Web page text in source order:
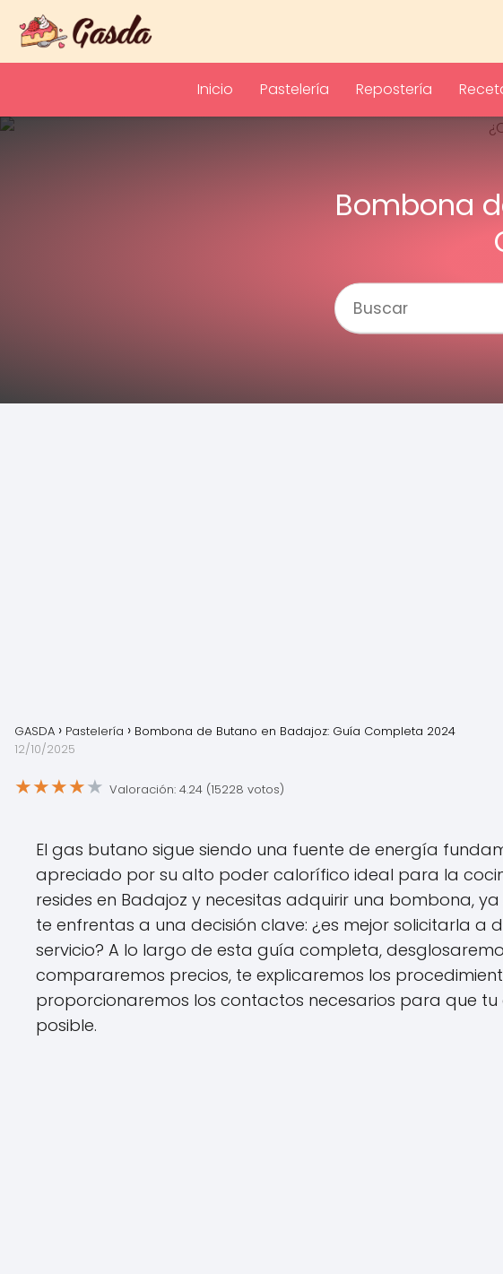
Inicio Pastelería Repostería
Bombona
GASDA Pastelería
Bombona de Butano en Badajoz: Guía Completa 2024
12/10/2025
★★★★★ Valoración: 4.24 (15228 votos)
El gas butano sigue siendo una fuente de energía
apreciado por su alto poder calorífico ideal para la
resides en Badajoz y necesitas adquirir una bombona,
te enfrentas a una decisión clave: ¿es mejor solicitarla a
servicio? A lo largo de esta guía completa,
compararemos precios, te explicaremos los
proporcionaremos los contactos necesarios para que
posible.